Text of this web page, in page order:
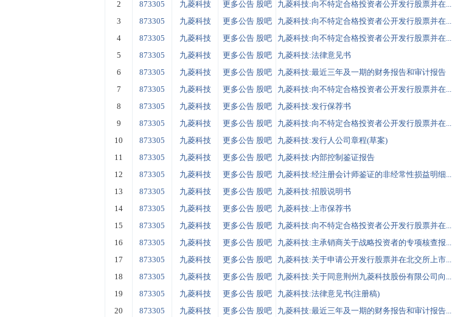
2
873305 九菱科技 更多公告 股吧 九菱科技:向不特定合格投资者公开发行股票并在...
3
873305 九菱科技 更多公告 股吧 九菱科技:向不特定合格投资者公开发行股票并在...
4
873305 九菱科技 更多公告 股吧 九菱科技:向不特定合格投资者公开发行股票并在...
5
873305 九菱科技 更多公告 股吧 九菱科技:法律意见书
6
873305 九菱科技 更多公告 股吧 九菱科技:最近三年及一期的财务报告和审计报告
7
873305 九菱科技 更多公告 股吧 九菱科技:向不特定合格投资者公开发行股票并在...
8
873305 九菱科技 更多公告 股吧 九菱科技:发行保荐书
9
873305 九菱科技 更多公告 股吧 九菱科技:向不特定合格投资者公开发行股票并在...
10
873305 九菱科技 更多公告 股吧 九菱科技:发行人公司章程(草案)
11
873305 九菱科技 更多公告 股吧 九菱科技:内部控制鉴证报告
12
873305 九菱科技 更多公告 股吧 九菱科技:经注册会计师鉴证的非经常性损益明细...
13
873305 九菱科技 更多公告 股吧 九菱科技:招股说明书
14
873305 九菱科技 更多公告 股吧 九菱科技:上市保荐书
15
873305 九菱科技 更多公告 股吧 九菱科技:向不特定合格投资者公开发行股票并在...
16
873305 九菱科技 更多公告 股吧 九菱科技:主承销商关于战略投资者的专项核查报...
17
873305 九菱科技 更多公告 股吧 九菱科技:关于申请公开发行股票并在北交所上市...
18
873305 九菱科技 更多公告 股吧 九菱科技:关于同意荆州九菱科技股份有限公司向...
19
873305 九菱科技 更多公告 股吧 九菱科技:法律意见书(注册稿)
20
873305 九菱科技 更多公告 股吧 九菱科技:最近三年及一期的财务报告和审计报告...